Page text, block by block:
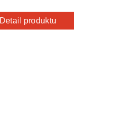
Detail produktu